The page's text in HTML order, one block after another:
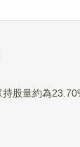
股量約為